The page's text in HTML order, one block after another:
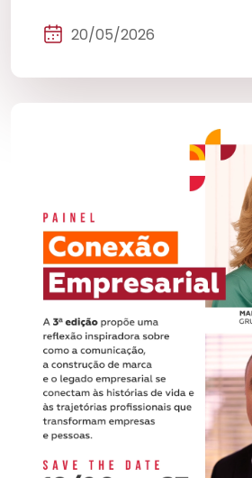
20/05/2026